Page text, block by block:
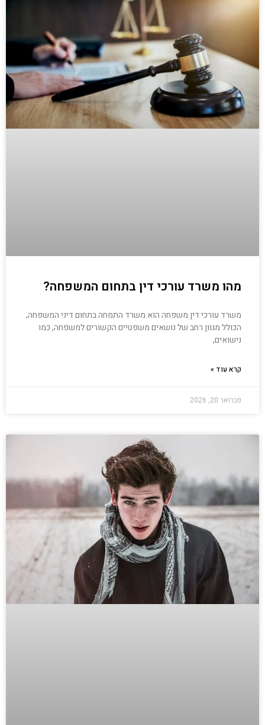
מהו משרד עורכי דין בתחום המשפחה?
משרד עורכי דין משפחה הוא משרד התמחה בתחום דיני המשפחה,
הכולל מגוון רחב של נושאים משפטיים הקשורים למשפחה, כמו
נישואים,
קרא עוד »
פברואר 20, 2026